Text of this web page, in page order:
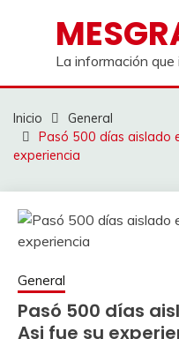
contenidoLa información
Inicio
General
Pasó 500 días aislado
experiencia
General
Pasó 500 días
Asi fue su